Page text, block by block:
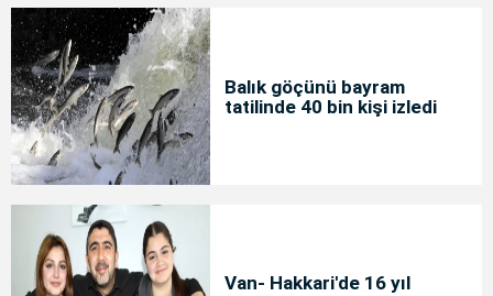
Balık göçünü bayram
tatilinde 40 bin kişi izledi
Van- Hakkari'de 16 yıl